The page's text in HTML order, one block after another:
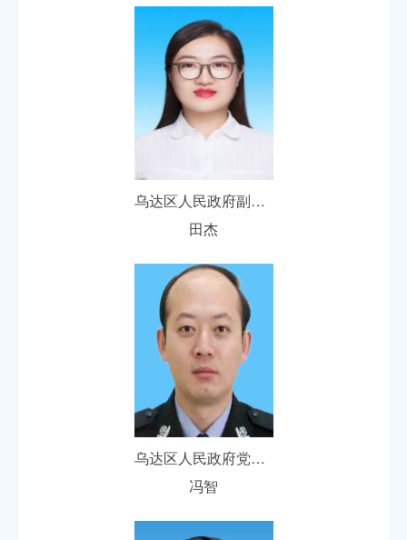
乌达区人民政府副区长
田杰
乌达区人民政府党组成员、副区长
冯智